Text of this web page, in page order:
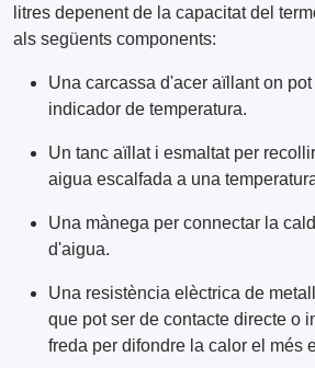
litres depenent de la capacitat del
als següents components:
Una carcassa d'acer aïllant on
indicador de temperatura.
Un tanc aïllat i esmaltat per
aigua escalfada a una
Una mànega per connectar la
d'aigua.
Una resistència elèctrica de
que pot ser de contacte directe o
freda per difondre la calor el més